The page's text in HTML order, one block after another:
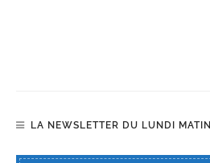
LA NEWSLETTER DU LUNDI MATIN